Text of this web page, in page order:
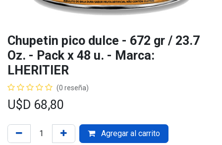
Chupetin pico dulce - 672 gr / 23.7
Oz. - Pack x 48 u. - Marca:
LHERITIER
(0 reseña)
U$D 68,80
Agregar al carrito